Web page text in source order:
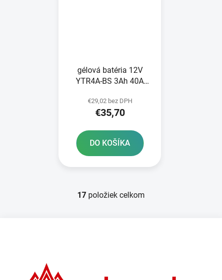
gélová batéria 12V
YTR4A-BS 3Ah 40A
112x48x85
€29,02 bez DPH
€35,70
DO KOŠÍKA
O
17 položiek celkom